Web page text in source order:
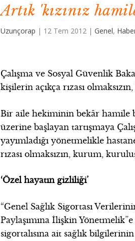
Artık 'kızınız
Uzunçorap | 12 Tem 2012 |Genel,
Çalışma ve Sosyal Güvenlik
kişilerin açıkça rızası
Bir aile hekiminin bekâr hamile
üzerine başlayan tartışmaya
yayımladığı yönetmelikle
rızası olmaksızın, kurum,
‘Özel hayatın gizliliği’
“Genel Sağlık Sigortası
Paylaşımına İlişkin
sigortalısına ait sağlık